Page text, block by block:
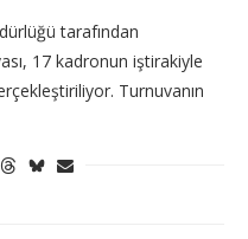
tarafından
17 kadronun iştirakiyle
Turnuvanın